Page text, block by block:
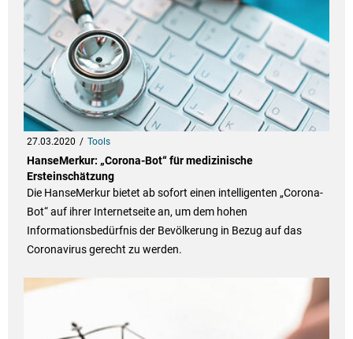
27.03.2020 Tools
HanseMerkur: „Corona-Bot“ für medizinische
Ersteinschätzung
Die HanseMerkur bietet ab sofort einen intelligenten „Corona-
Bot“ auf ihrer Internetseite an, um dem hohen
Informationsbedürfnis der Bevölkerung in Bezug auf das
Coronavirus gerecht zu werden.